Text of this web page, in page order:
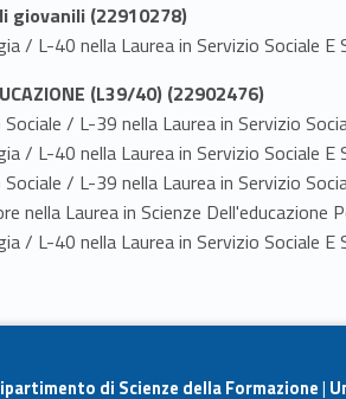
giovanili (22910278)
/ L-40 nella Laurea in Servizio Sociale E
(L39/40) (22902476)
Sociale / L-39 nella Laurea in Servizio
/ L-40 nella Laurea in Servizio Sociale
Sociale / L-39 nella Laurea in Servizio
nella Laurea in Scienze
/ L-40 nella Laurea in Servizio Sociale
di Scienze della Formazione|